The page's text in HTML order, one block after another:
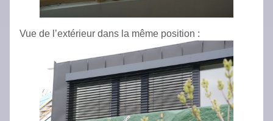
Vue de l’extérieur dans la même position :